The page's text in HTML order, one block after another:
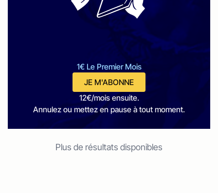
1€ Le Premier Mois
JE M'ABONNE
12€/mois ensuite.
Annulez ou mettez en pause à tout moment.
Plus de résultats disponibles